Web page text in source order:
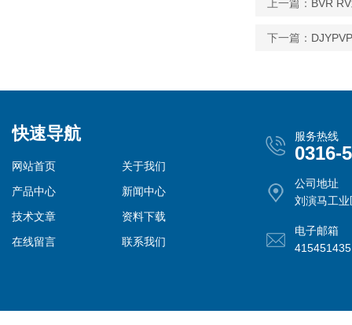
上一篇： BVR
下一篇：
快速导航
网站首页
关于我们
产品中心
新闻中心
技术文章
资料下载
在线留言
联系我们
服务热线
0316-
公司地址
刘演马工业
电子邮箱